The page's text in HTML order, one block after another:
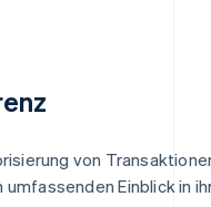
von
Einblick in